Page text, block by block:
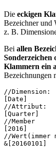
Die eckigen
Bezeichner und
z. B.
Bei allen
Sonderzeichen
Klammern ein
Bezeichnungen
//Dimension:
[Date]
//Attribut:
[Quarter]
//Member
[2016]
//Wert(immer
&[20160101]